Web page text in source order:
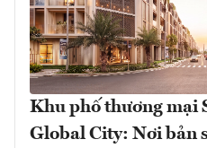
Khu phố thương mại
Global City: Nơi bản